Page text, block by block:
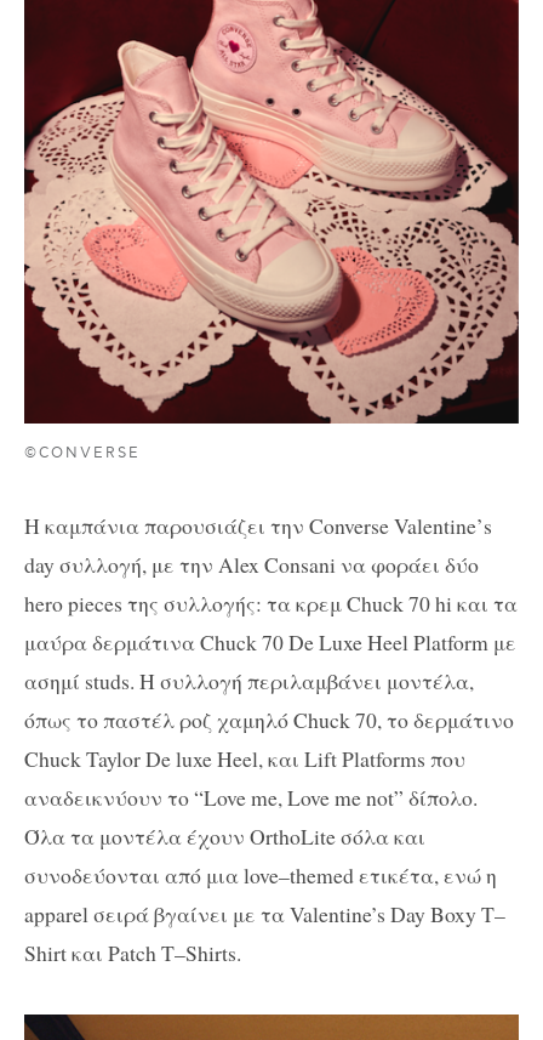
©CONVERSE
Η καμπάνια παρουσιάζει την Converse Valentine’s
day συλλογή, με την Alex Consani να φοράει δύο
hero pieces της συλλογής: τα κρεμChuck 70hi και τα
μαύρα δερμάτιναChuck 70De Luxe Heel Platform με
ασημί studs. Η συλλογή περιλαμβάνει μοντέλα,
όπως το παστέλ ροζ χαμηλόChuck 70, το δερμάτινο
Chuck Taylor De luxe Heel, και Lift Platforms που
αναδεικνύουν το “Love me, Love me not” δίπολο.
Όλα τα μοντέλα έχουν OrthoLiteσόλα και
συνοδεύονται από μιαlove–themedετικέτα, ενώ η
apparel σειρά βγαίνει με τα Valentine’s Day Boxy T–
Shirtκαι Patch T–Shirts.